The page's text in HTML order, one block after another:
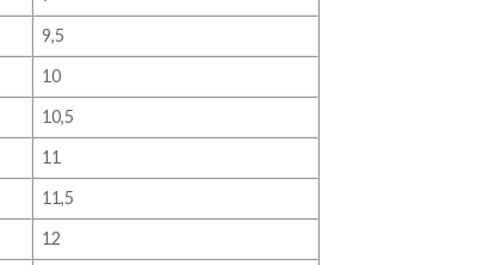
9,5
10
10,5
11
11,5
12